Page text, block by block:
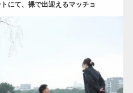
にて、裸で出迎えるマッチョ
ョ AKIHITO(細マッチョ) 背中